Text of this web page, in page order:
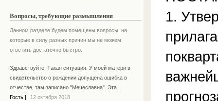
Вопросы, требующие размышления
Данном разделе будем помещены вопросы, на
которые в силу разных причин мы не можем
ответить достаточно быстро.
Здравствуйте. Такая ситуация. У моей матери в
свидетельство о рождении допущена ошибка в
отчестве, там записано "Мечеславна". Эта...
Гость
12 октября 2018
1.